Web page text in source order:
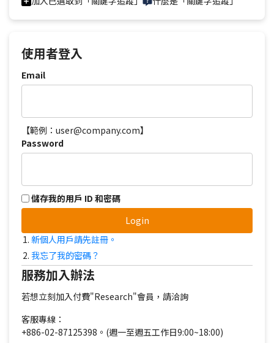
使用者登入
Email
【範例：user@company.com】
Password
儲存我的用戶 ID 和密碼
Login
新個人用戶請先註冊。
我忘了我的密碼？
服務加入辦法
若想立刻加入付費"Research"會員，請洽詢
客服專線：
+886-02-87125398。(週一至週五工作日9:00~18:00)